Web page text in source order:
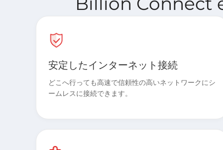
安定したインターネット接続
どこへ行っても高速で信頼性の高いネットワークにシ
ームレスに接続できます。